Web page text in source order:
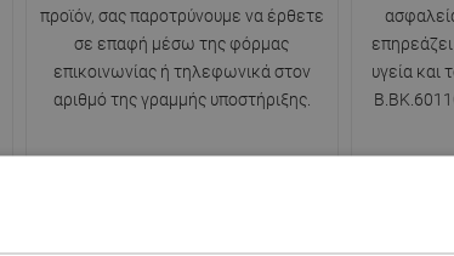
προϊόν, σας παροτρύνουμε να έρθετε
σε επαφή μέσω της φόρμας
επικοινωνίας ή τηλεφωνικά στον
αριθμό της γραμμής υποστήριξης.
υγεία και